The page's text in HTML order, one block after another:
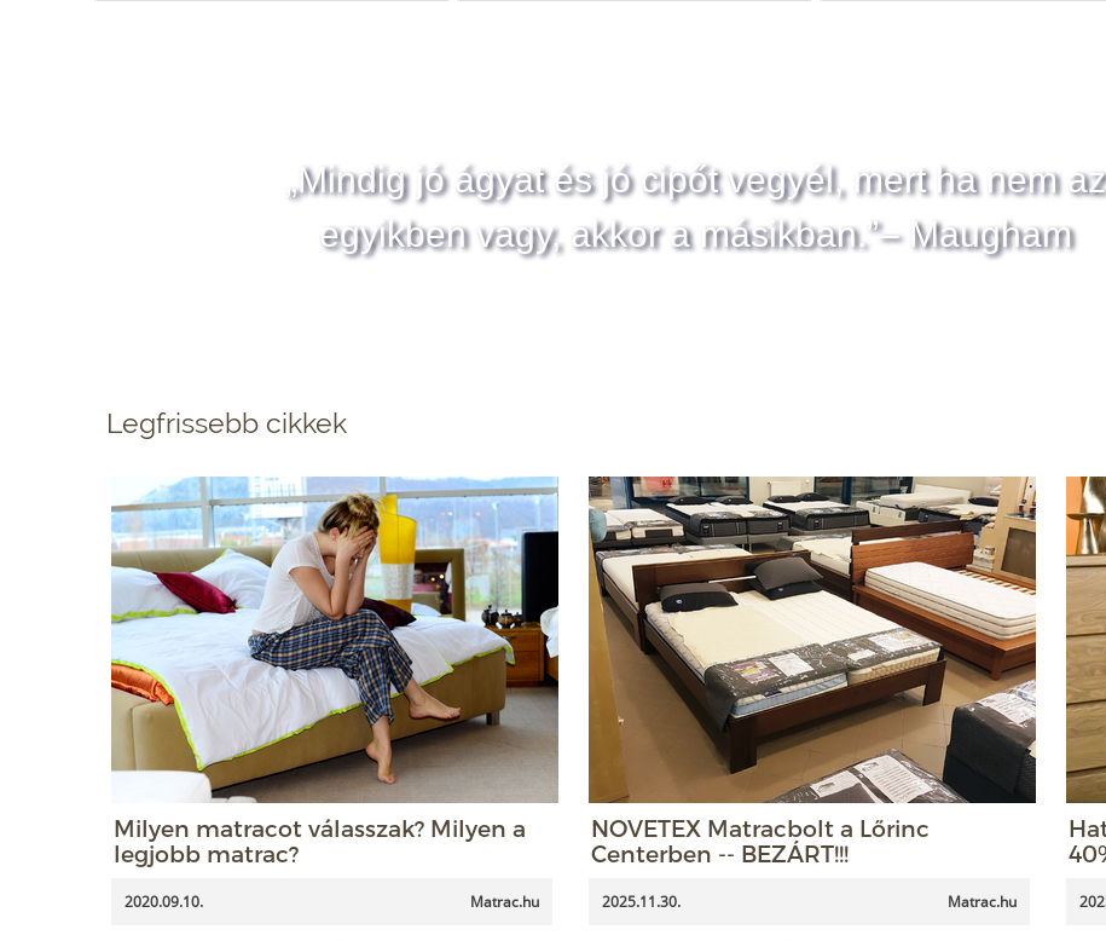
„Mindig jó ágyat és jó cipőt vegyél, mert ha nem az
egyikben vagy, akkor a másikban.”– Maugham
Legfrissebb cikkek
Milyen matracot válasszak? Milyen a
legjobb matrac?
2020.09.10. Matrac.hu
NOVETEX Matracbolt a Lőrinc
Centerben -- BEZÁRT!!!
2025.11.30. Matrac.hu